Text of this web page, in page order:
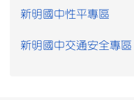
新明國中性平專區
新明國中交通安全專區